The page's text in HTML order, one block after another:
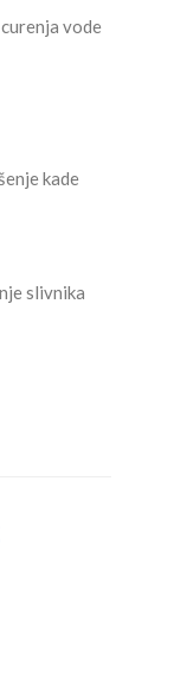
vode
kade
slivnika